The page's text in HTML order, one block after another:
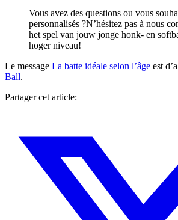
Vous avez des questions ou vous
personnalisés ?N’hésitez pas à nous
het spel van jouw jonge honk- en
hoger niveau!
Le message La batte idéale selon l’âge est
Ball.
Partager cet article: